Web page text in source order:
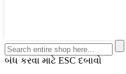
બંધ કરવા માટે ESC દબાવો